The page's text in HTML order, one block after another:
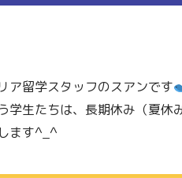
ア留学スタッフのスアンです
学生たちは、長期休み（夏休
ます^_^